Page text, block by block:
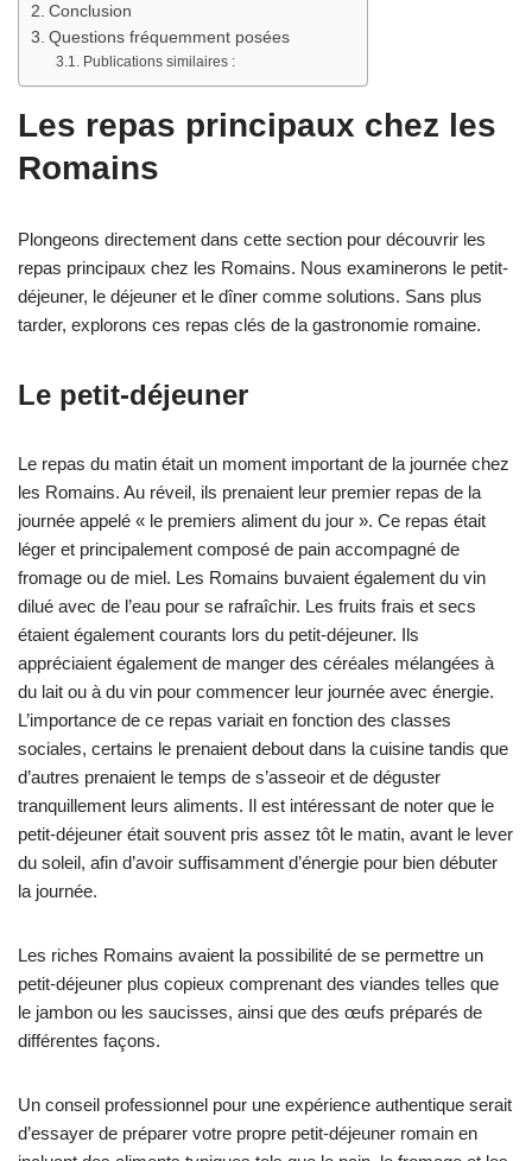
Conclusion
Questions fréquemment posées
Publications similaires :
Les repas principaux chez les
Romains
Plongeons directement dans cette section pour découvrir les
repas principaux chez les Romains. Nous examinerons le petit-
déjeuner, le déjeuner et le dîner comme solutions. Sans plus
tarder, explorons ces repas clés de la gastronomie romaine.
Le petit-déjeuner
Le repas du matin était un moment important de la journée chez
les Romains. Au réveil, ils prenaient leur premier repas de la
journée appelé « le premiers aliment du jour ». Ce repas était
léger et principalement composé de pain accompagné de
fromage ou de miel. Les Romains buvaient également du vin
dilué avec de l’eau pour se rafraîchir. Les fruits frais et secs
étaient également courants lors du petit-déjeuner. Ils
appréciaient également de manger des céréales mélangées à
du lait ou à du vin pour commencer leur journée avec énergie.
L’importance de ce repas variait en fonction des classes
sociales, certains le prenaient debout dans la cuisine tandis que
d’autres prenaient le temps de s’asseoir et de déguster
tranquillement leurs aliments. Il est intéressant de noter que le
petit-déjeuner était souvent pris assez tôt le matin, avant le lever
du soleil, afin d’avoir suffisamment d’énergie pour bien débuter
la journée.
Les riches Romains avaient la possibilité de se permettre un
petit-déjeuner plus copieux comprenant des viandes telles que
le jambon ou les saucisses, ainsi que des œufs préparés de
différentes façons.
Un conseil professionnel pour une expérience authentique serait
d’essayer de préparer votre propre petit-déjeuner romain en